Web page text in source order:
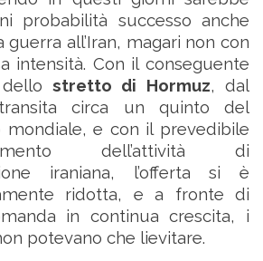
probabilità successo anche
guerra all’Iran, magari non con
intensità. Con il conseguente
stretto di Hormuz, dal
circa un quinto del
mondiale, e con il prevedibile
dell’attività di
iraniana, l’offerta si è
ridotta, e a fronte di
in continua crescita, i
potevano che lievitare.